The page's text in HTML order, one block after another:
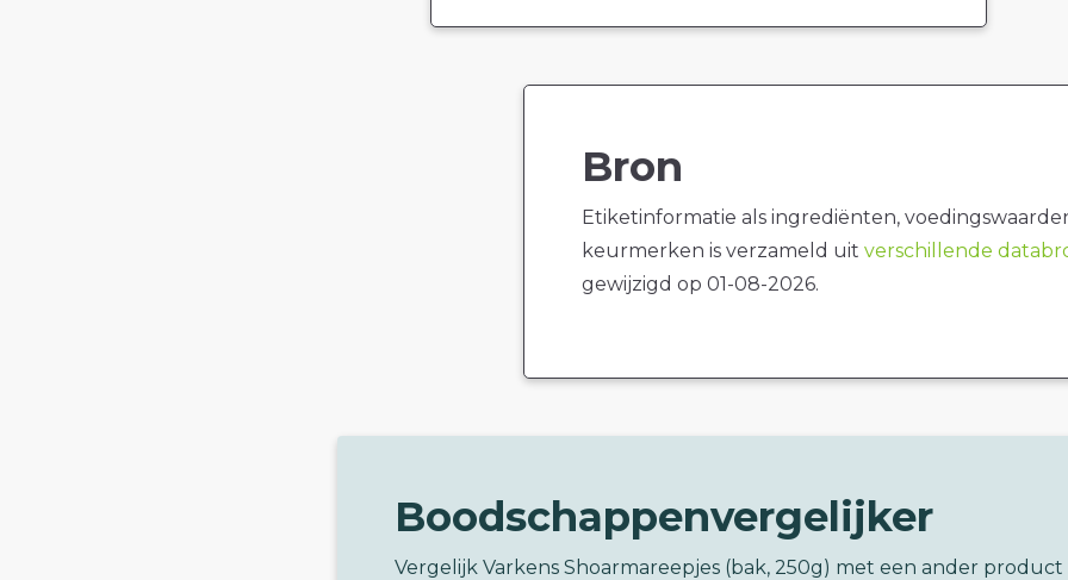
Bron
Etiketinformatie als ingrediënten,
keurmerken is verzameld uit verschillende
gewijzigd op 01-08-2026.
Boodschappenvergelijker
Vergelijk Varkens Shoarmareepjes (bak, 250g) met een ander product